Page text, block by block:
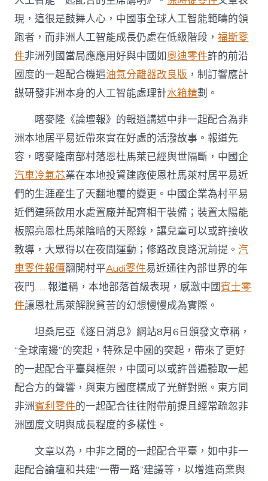
現，這很是鼓舞人心，中國事全球人工智能範疇的領
跑者，而非洲人工智能成長仍處在低級階段，福斯零
件非洲列國當局應應用好與中國如奧迪零件許的前沿
國度的一起配合機遇油氣分離器改良版 ，制訂響應計
謀研發非洲本身的人工智能處理計水箱精劃。
喀麥隆《論壇報》的報道講述中非一起配合為非
洲本地居平易近帶來實在好處的活潑故事。報道先
容，喀麥隆南部村落恩杜馬萊已經與世隔斷，中國企
汽車冷氣芯業在本地投資建廠使恩杜馬萊村居平易近
們的生涯產生了天翻地覆的變更。中國企業為村平易
近們建築飲用水處置廠并配齊相干裝備；裝置太陽能
板照亮恩杜馬萊陰暗的天際線，讓兒童可以或許接收
教導，大眾得以在夜間運動；修路改良路況前提。汽
車零件報價翻開村平Audi零件易近通往內部世界的年
夜門……報道稱，本地部落首級表現，感激中國賓士零
件讓恩杜馬萊解脫貧苦的幻想慢慢成為實際。
坦桑尼亞《逐日消息》網站8月6日頒發文章稱，
“全球南邊”的突起，特殊是中國的突起，帶來了更好
的一起配合平臺與框架，中國可以或許普遍聽取一起
配合方的聲響，與東方國度構成了光鮮對照。東方同
非洲賓利零件的一起配合往往附帶前提且經常疏忽非
洲國度文明與成長程度的多樣性。
文章以為，中非之間的一起配合平臺，如中非一
起配合論壇和共建“一帶一路”建議等，以增進商業與